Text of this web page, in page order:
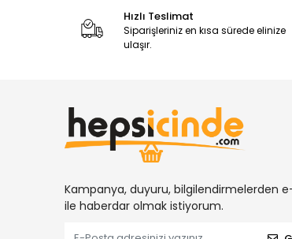
Hızlı Teslimat
Siparişleriniz en kısa sürede elinize
ulaşır.
Kampanya, duyuru, bilgilendirmelerden
ile haberdar olmak istiyorum.